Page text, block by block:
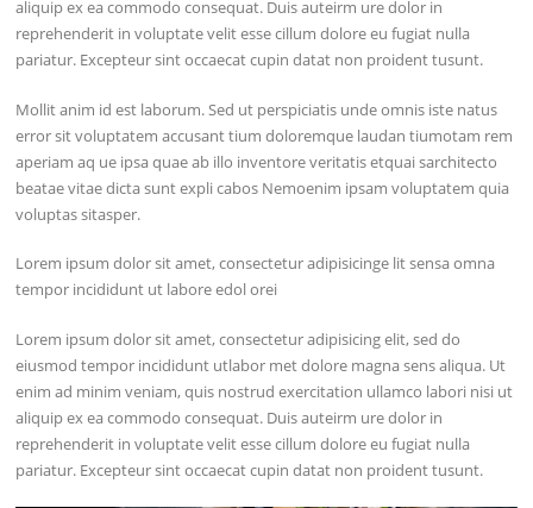
aliquip ex ea commodo consequat. Duis auteirm ure dolor in
reprehenderit in voluptate velit esse cillum dolore eu fugiat nulla
pariatur. Excepteur sint occaecat cupin datat non proident tusunt.
Mollit anim id est laborum. Sed ut perspiciatis unde omnis iste natus
error sit voluptatem accusant tium doloremque laudan tiumotam rem
aperiam aq ue ipsa quae ab illo inventore veritatis etquai sarchitecto
beatae vitae dicta sunt expli cabos Nemoenim ipsam voluptatem quia
voluptas sitasper.
Lorem ipsum dolor sit amet, consectetur adipisicinge lit sensa omna
tempor incididunt ut labore edol orei
Lorem ipsum dolor sit amet, consectetur adipisicing elit, sed do
eiusmod tempor incididunt utlabor met dolore magna sens aliqua. Ut
enim ad minim veniam, quis nostrud exercitation ullamco labori nisi ut
aliquip ex ea commodo consequat. Duis auteirm ure dolor in
reprehenderit in voluptate velit esse cillum dolore eu fugiat nulla
pariatur. Excepteur sint occaecat cupin datat non proident tusunt.